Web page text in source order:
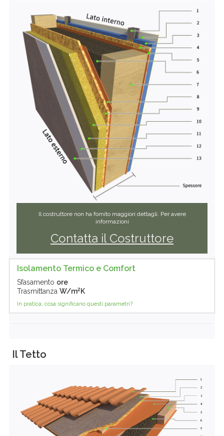
Il costruttore non ha fornito maggiori dettagli. Per avere
informazioni
Contatta il Costruttore
Isolamento Termico e Comfort
Sfasamento ore
Trasmittanza W/m2 K
In pratica, cosa significano questi parametri?
Il Tetto